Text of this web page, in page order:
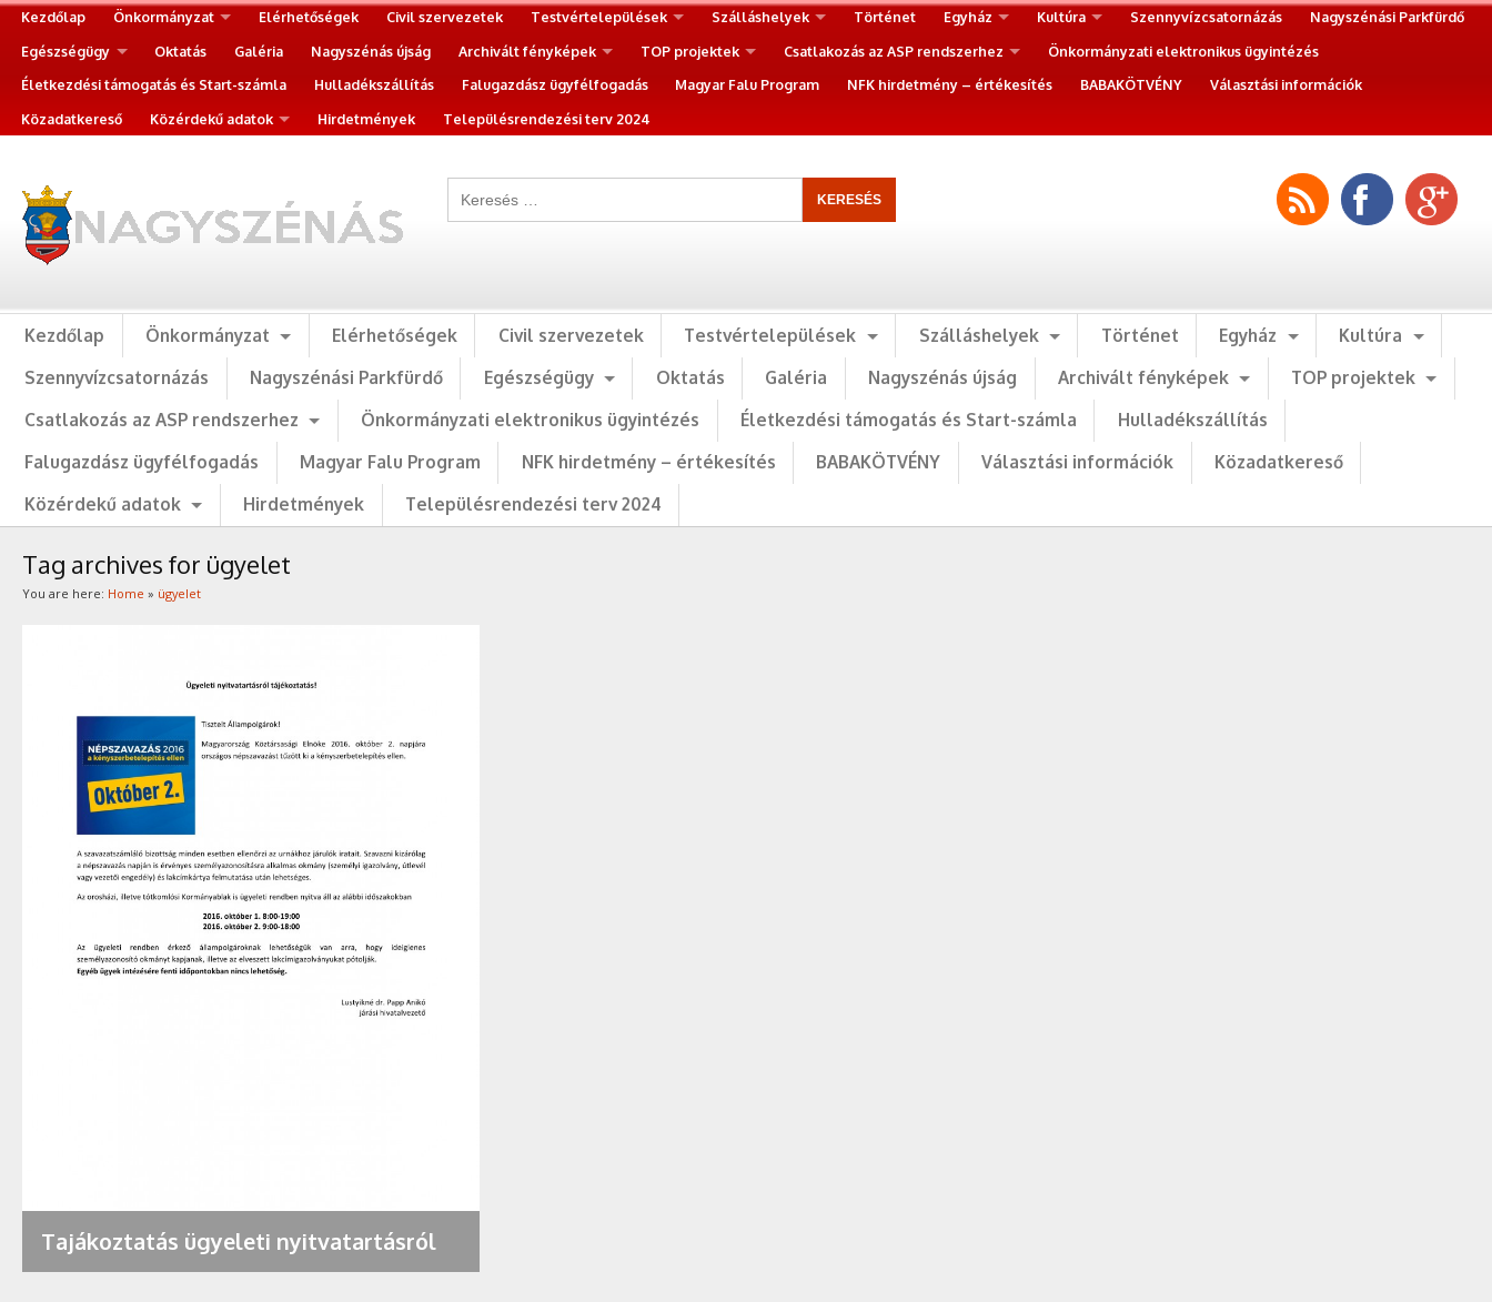
Kezdőlap Önkormányzat Elérhetőségek Civil szervezetek Testvértelepülések Szálláshelyek Történet Egyház Kultúra Szennyvízcsatornázás
Nagyszénási Parkfürdő
Egészségügy
Oktatás Galéria Nagyszénás újság Archivált fényképek TOP projektek Csatlakozás az ASP rendszerhez
Önkormányzati elektronikus ügyintézés
Életkezdési támogatás és Start-számla
Hulladékszállítás Falugazdász ügyfélfogadás Magyar Falu Program NFK hirdetmény – értékesítés BABAKÖTVÉNY
Választási információk
Közadatkereső
Közérdekű adatok Hirdetmények Településrendezési terv 2024
Kezdőlap Önkormányzat Elérhetőségek Civil szervezetek Testvértelepülések Szálláshelyek Történet Egyház
Kultúra
Szennyvízcsatornázás
Nagyszénási Parkfürdő Egészségügy Oktatás Galéria Nagyszénás újság Archivált fényképek
TOP projektek
Csatlakozás az ASP rendszerhez
Önkormányzati elektronikus ügyintézés Életkezdési támogatás és Start-számla
Hulladékszállítás
Falugazdász ügyfélfogadás
Magyar Falu Program NFK hirdetmény – értékesítés BABAKÖTVÉNY Választási információk
Közadatkereső
Közérdekű adatok
Hirdetmények Településrendezési terv 2024
Tag archives for ügyelet
You are here: Home » ügyelet
Tajákoztatás ügyeleti nyitvatartásról